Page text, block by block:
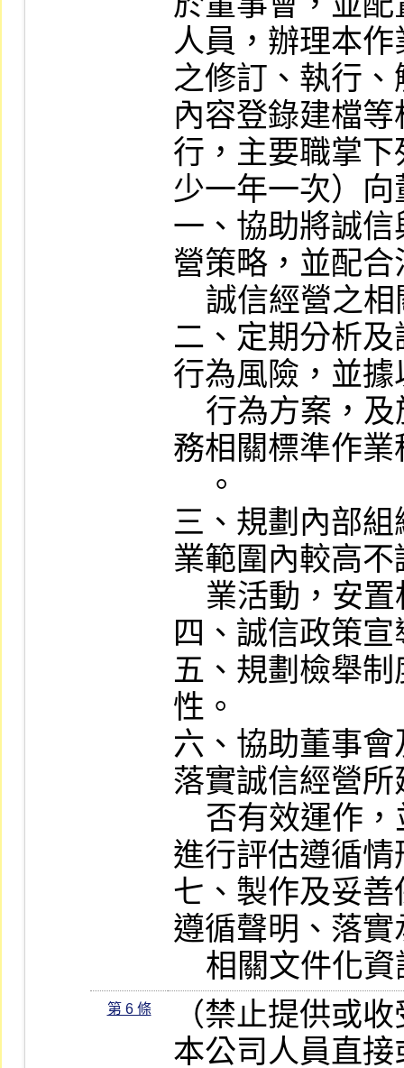
人員，辦理本
之修訂、執行
內容登錄建檔
行，主要職掌
少一年一次）
一、協助將誠
營策略，並配
二、定期分析
行為風險，並
務相關標準作
三、規劃內部
業範圍內較高
四、誠信政策
五、規劃檢舉
性。
六、協助董事
落實誠信經營
進行評估遵循
七、製作及妥
遵循聲明、落
相關文件化
第 6 條
（禁止提供或
本公司人員直